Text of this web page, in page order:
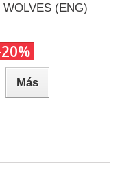
(ENG)
Más